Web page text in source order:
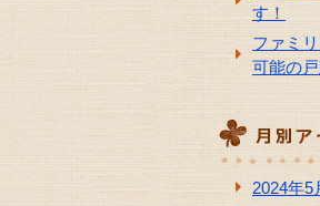
す！
ファミ
可能の
2024年5